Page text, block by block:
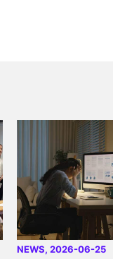
NEWS, 2026-06-25